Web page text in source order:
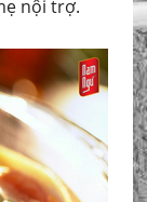
nội trợ.